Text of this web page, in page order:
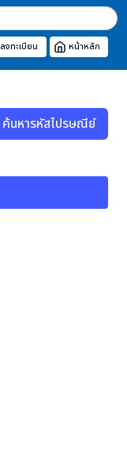
ลงทะเบียน หน้าหลัก
ค้นหารหัสไปรษณีย์